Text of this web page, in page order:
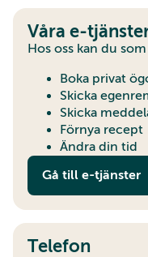
Våra e-
Hos oss kan du
Boka privat
Skicka
Skicka
Förnya recept
Ändra din tid
Gå till e-tjänster
Telefon